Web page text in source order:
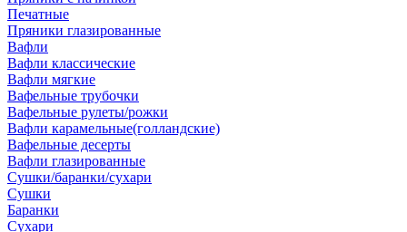
Печатные
Пряники глазированные
Вафли
Вафли классические
Вафли мягкие
Вафельные трубочки
Вафельные рулеты/рожки
Вафли карамельные(голландские)
Вафельные десерты
Вафли глазированные
Сушки/баранки/сухари
Сушки
Баранки
Сухари